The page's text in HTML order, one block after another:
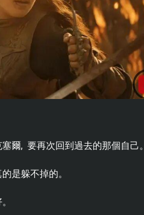
爾, 要再次回到過去的那個自己。
是躲不掉的。